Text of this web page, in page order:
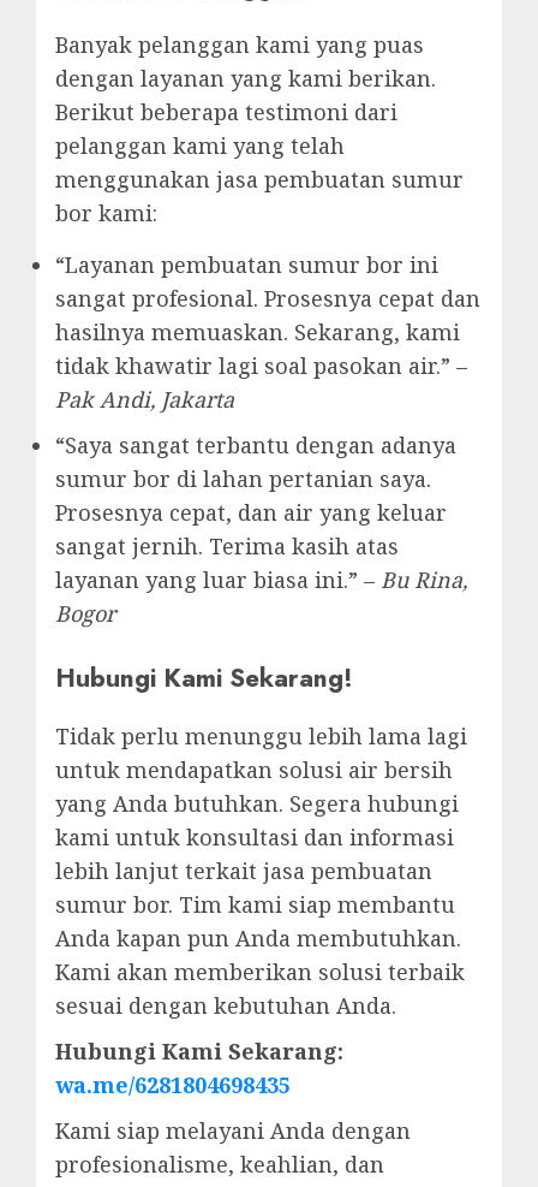
Banyak pelanggan kami yang puas
dengan layanan yang kami berikan.
Berikut beberapa testimoni dari
pelanggan kami yang telah
menggunakan jasa pembuatan sumur
bor kami:
“Layanan pembuatan sumur bor ini
sangat profesional. Prosesnya cepat dan
hasilnya memuaskan. Sekarang, kami
tidak khawatir lagi soal pasokan air.” –
Pak Andi, Jakarta
“Saya sangat terbantu dengan adanya
sumur bor di lahan pertanian saya.
Prosesnya cepat, dan air yang keluar
sangat jernih. Terima kasih atas
layanan yang luar biasa ini.” – Bu Rina,
Bogor
Hubungi Kami Sekarang!
Tidak perlu menunggu lebih lama lagi
untuk mendapatkan solusi air bersih
yang Anda butuhkan. Segera hubungi
kami untuk konsultasi dan informasi
lebih lanjut terkait jasa pembuatan
sumur bor. Tim kami siap membantu
Anda kapan pun Anda membutuhkan.
Kami akan memberikan solusi terbaik
sesuai dengan kebutuhan Anda.
Hubungi Kami Sekarang:
wa.me/6281804698435
Kami siap melayani Anda dengan
profesionalisme, keahlian, dan